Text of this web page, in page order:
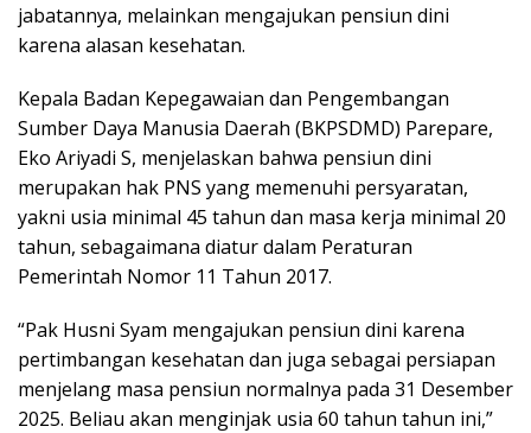
jabatannya, melainkan mengajukan pensiun dini
karena alasan kesehatan.
Kepala Badan Kepegawaian dan Pengembangan
Sumber Daya Manusia Daerah (BKPSDMD) Parepare,
Eko Ariyadi S, menjelaskan bahwa pensiun dini
merupakan hak PNS yang memenuhi persyaratan,
yakni usia minimal 45 tahun dan masa kerja minimal 20
tahun, sebagaimana diatur dalam Peraturan
Pemerintah Nomor 11 Tahun 2017.
“Pak Husni Syam mengajukan pensiun dini karena
pertimbangan kesehatan dan juga sebagai persiapan
menjelang masa pensiun normalnya pada 31 Desember
2025. Beliau akan menginjak usia 60 tahun tahun ini,”